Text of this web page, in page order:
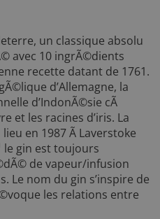
un classique absolu
avec 10 ingrÃ©dients
recette datant de 1761.
d’Allemagne, la
d’IndonÃ©sie cÃ
et les racines d’iris. La
en 1987 Ã Laverstoke
le gin est toujours
de vapeur/infusion
Le nom du gin s’inspire de
les relations entre